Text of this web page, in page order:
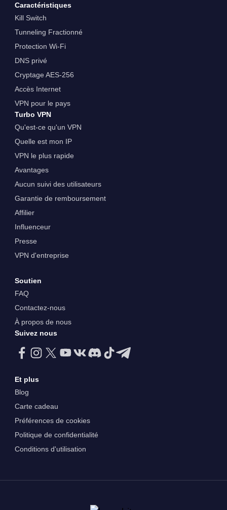
Caractéristiques
Kill Switch
Tunneling Fractionné
Protection Wi-Fi
DNS privé
Cryptage AES-256
Accès Internet
VPN pour le pays
Turbo VPN
Qu'est-ce qu'un VPN
Quelle est mon IP
VPN le plus rapide
Avantages
Aucun suivi des utilisateurs
Garantie de remboursement
Affilier
Influenceur
Presse
VPN d'entreprise
Soutien
FAQ
Contactez-nous
À propos de nous
Suivez nous
Et plus
Blog
Carte cadeau
Préférences de cookies
Politique de confidentialité
Conditions d'utilisation